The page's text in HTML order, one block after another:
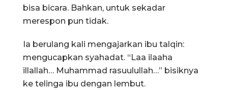
bisa bicara. Bahkan, untuk sekadar
merespon pun tidak.
Ia berulang kali mengajarkan ibu talqin:
mengucapkan syahadat. “Laa ilaaha
illallah… Muhammad rasuulullah…” bisiknya
ke telinga ibu dengan lembut.